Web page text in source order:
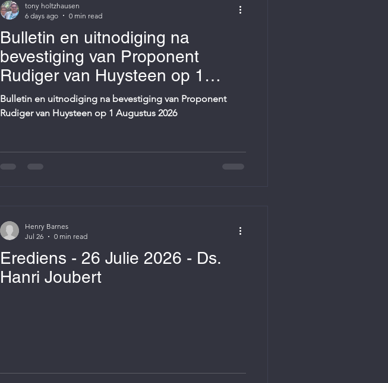
Bulletin en uitnodiging na
bevestiging van Proponent
Rudiger van Huysteen op 1
Augustus 2026
Bulletin en uitnodiging na bevestiging van Proponent
Rudiger van Huysteen op 1 Augustus 2026
tony holtzhausen
6 days ago
0 min read
Erediens - 26 Julie 2026 - Ds.
Hanri Joubert
Henry Barnes
Jul 26
0 min read